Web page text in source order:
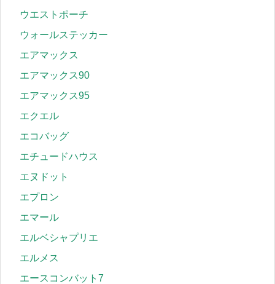
ウエストポーチ
ウォールステッカー
エアマックス
エアマックス90
エアマックス95
エクエル
エコバッグ
エチュードハウス
エヌドット
エプロン
エマール
エルベシャプリエ
エルメス
エースコンバット7